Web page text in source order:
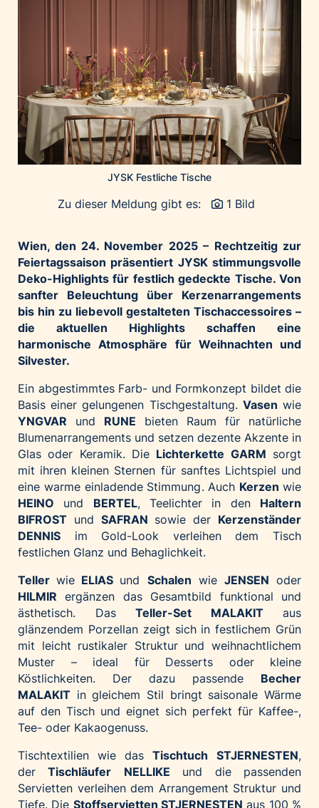
Home of Work
Huawei Consumer Business Group
IT:U
JP Immobilien
JYSK
Kroatische Zentrale für Tourismus
Marble House
Microsoft
Mondelēz Österreich
Muse Electronics
Neuroth
öbv – Österreichischer Bundesverlag
Ökopharm
Palfinger AG
Polestar
REXEL Austria
Starbucks
Superbrands Austria
Tante Fanny
Vollpension
win2day
woom bikes
Kontakt
JYSK Festliche Tische
Zu dieser Meldung gibt es: 1 Bild
Wien, den 24. November 2025 – Rechtzeitig zur
Feiertagssaison präsentiert JYSK stimmungsvolle
Deko-Highlights für festlich gedeckte Tische. Von
sanfter Beleuchtung über Kerzenarrangements
bis hin zu liebevoll gestalteten Tischaccessoires –
die aktuellen Highlights schaffen eine
harmonische Atmosphäre für Weihnachten und
Silvester.
Ein abgestimmtes Farb- und Formkonzept bildet die
Basis einer gelungenen Tischgestaltung. Vasen wie
YNGVAR und RUNE bieten Raum für natürliche
Blumenarrangements und setzen dezente Akzente in
Glas oder Keramik. Die Lichterkette GARM sorgt
mit ihren kleinen Sternen für sanftes Lichtspiel und
eine warme einladende Stimmung. Auch Kerzenwie
HEINO und BERTEL, Teelichter in den Haltern
BIFROST und SAFRAN sowie der Kerzenständer
DENNIS im Gold-Look verleihen dem Tisch
festlichen Glanz und Behaglichkeit.
Tellerwie ELIAS und Schalen wie JENSEN oder
HILMIR ergänzen das Gesamtbild funktional und
ästhetisch. Das Teller-Set MALAKITaus
glänzendem Porzellan zeigt sich in festlichem Grün
mit leicht rustikaler Struktur und weihnachtlichem
Muster – ideal für Desserts oder kleine
Köstlichkeiten. Der dazu passende Becher
MALAKIT in gleichem Stil bringt saisonale Wärme
auf den Tisch und eignet sich perfekt für Kaffee-,
Tee- oder Kakaogenuss.
Tischtextilien wie das Tischtuch STJERNESTEN,
derTischläufer NELLIKE und die passenden
Servietten verleihen dem Arrangement Struktur und
Tiefe. Die Stoffservietten STJERNESTEN aus 100 %